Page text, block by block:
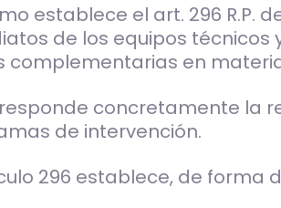
establece el art. 296 R.P.
de los equipos
complementarias en
concretamente la
de intervención.
296 establece, de forma